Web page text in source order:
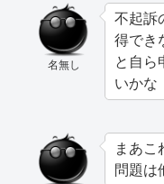
名無し
不起訴
得でき
と自ら
いかな
まあこ
問題は